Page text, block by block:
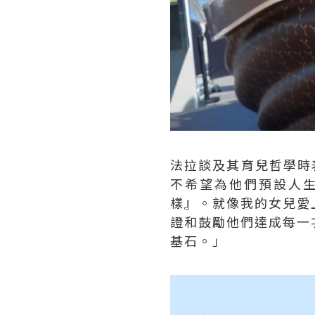
法拉談及其育兒哲學
不希望為他們預設人
樣』。就像我的女兒
證和鼓勵他們達成每
基石。」